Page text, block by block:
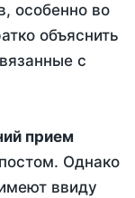
особенно во
объяснить
с
Однако
ввиду